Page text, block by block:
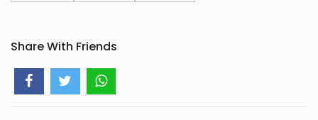
Share With Friends